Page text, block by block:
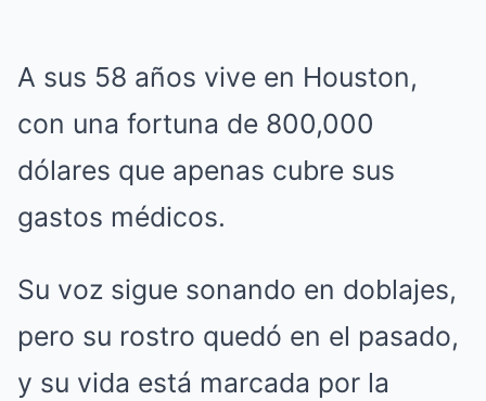
A sus 58 años vive en Houston,
con una fortuna de 800,000
dólares que apenas cubre sus
gastos médicos.
Su voz sigue sonando en doblajes,
pero su rostro quedó en el pasado,
y su vida está marcada por la